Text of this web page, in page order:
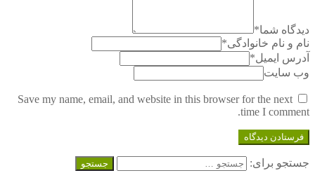
دیدگاه شما*
نام و نام خانوادگی*
آدرس ایمیل*
وب سایت
Save my name, email, and website in this browser for the next
time I comment.
جستجو برای: